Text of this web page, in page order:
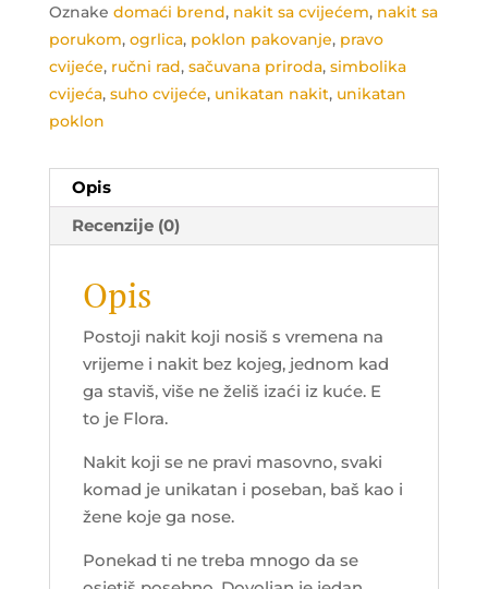
Oznake domaći brend, nakit sa cvijećem, nakit sa
porukom, ogrlica, poklon pakovanje, pravo
cvijeće, ručni rad, sačuvana priroda, simbolika
cvijeća, suho cvijeće, unikatan nakit, unikatan
poklon
Opis
Recenzije (0)
Opis
Postoji nakit koji nosiš s vremena na
vrijeme i nakit bez kojeg, jednom kad
ga staviš, više ne želiš izaći iz kuće. E
to je Flora.
Nakit koji se ne pravi masovno, svaki
komad je unikatan i poseban, baš kao i
žene koje ga nose.
Ponekad ti ne treba mnogo da se